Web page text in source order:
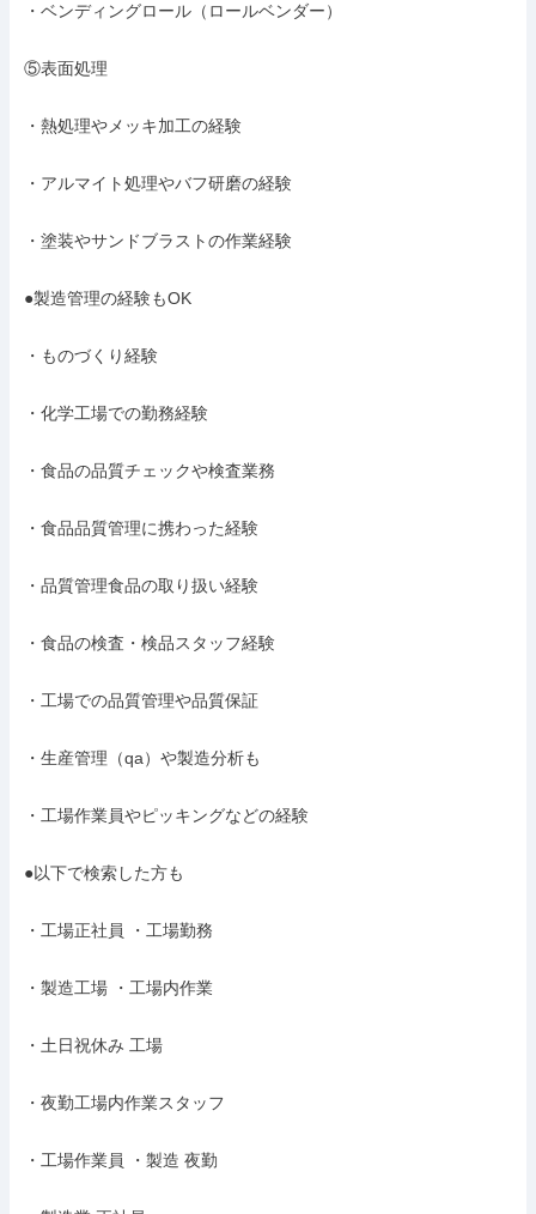
・ベンディングロール（ロールベンダー）
⑤表面処理
・熱処理やメッキ加工の経験
・アルマイト処理やバフ研磨の経験
・塗装やサンドブラストの作業経験
●製造管理の経験もOK
・ものづくり経験
・化学工場での勤務経験
・食品の品質チェックや検査業務
・食品品質管理に携わった経験
・品質管理食品の取り扱い経験
・食品の検査・検品スタッフ経験
・工場での品質管理や品質保証
・生産管理（qa）や製造分析も
・工場作業員やピッキングなどの経験
●以下で検索した方も
・工場正社員 ・工場勤務
・製造工場 ・工場内作業
・土日祝休み 工場
・夜勤工場内作業スタッフ
・工場作業員 ・製造 夜勤